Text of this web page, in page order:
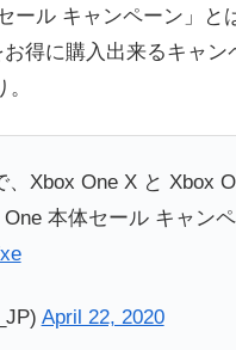
ール キャンペーン」と
得に購入出来るキャン
、Xbox One X と Xbox
本体セール キャン
April 22, 2020